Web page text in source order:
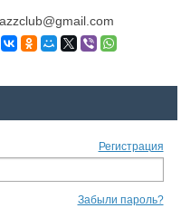
Регистрация
Забыли пароль?